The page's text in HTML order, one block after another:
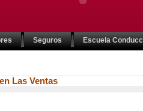
Seguros Escuela
Las Ventas